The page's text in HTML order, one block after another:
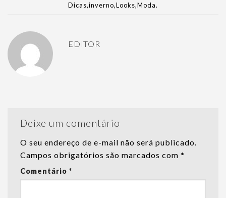
Dicas,inverno,Looks,Moda.
EDITOR
Deixe um comentário
O seu endereço de e-mail não será publicado.
Campos obrigatórios são marcados com *
Comentário *